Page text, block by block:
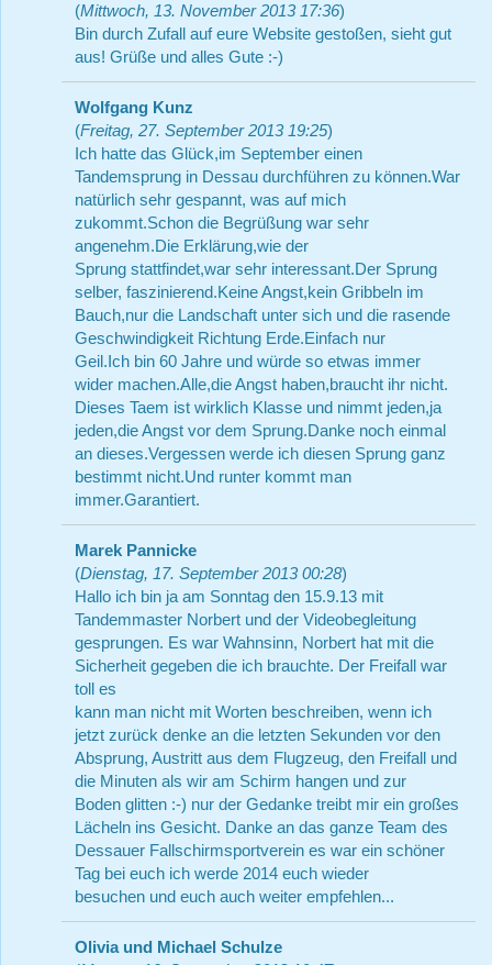
(Mittwoch, 13. November 2013 17:36)
Bin durch Zufall auf eure Website gestoßen, sieht gut
aus! Grüße und alles Gute :-)
Wolfgang Kunz
(Freitag, 27. September 2013 19:25)
Ich hatte das Glück,im September einen
Tandemsprung in Dessau durchführen zu können.War
natürlich sehr gespannt, was auf mich
zukommt.Schon die Begrüßung war sehr
angenehm.Die Erklärung,wie der
Sprung stattfindet,war sehr interessant.Der Sprung
selber, faszinierend.Keine Angst,kein Gribbeln im
Bauch,nur die Landschaft unter sich und die rasende
Geschwindigkeit Richtung Erde.Einfach nur
Geil.Ich bin 60 Jahre und würde so etwas immer
wider machen.Alle,die Angst haben,braucht ihr nicht.
Dieses Taem ist wirklich Klasse und nimmt jeden,ja
jeden,die Angst vor dem Sprung.Danke noch einmal
an dieses.Vergessen werde ich diesen Sprung ganz
bestimmt nicht.Und runter kommt man
immer.Garantiert.
Marek Pannicke
(Dienstag, 17. September 2013 00:28)
Hallo ich bin ja am Sonntag den 15.9.13 mit
Tandemmaster Norbert und der Videobegleitung
gesprungen. Es war Wahnsinn, Norbert hat mit die
Sicherheit gegeben die ich brauchte. Der Freifall war
toll es
kann man nicht mit Worten beschreiben, wenn ich
jetzt zurück denke an die letzten Sekunden vor den
Absprung, Austritt aus dem Flugzeug, den Freifall und
die Minuten als wir am Schirm hangen und zur
Boden glitten :-) nur der Gedanke treibt mir ein großes
Lächeln ins Gesicht. Danke an das ganze Team des
Dessauer Fallschirmsportverein es war ein schöner
Tag bei euch ich werde 2014 euch wieder
besuchen und euch auch weiter empfehlen...
Olivia und Michael Schulze